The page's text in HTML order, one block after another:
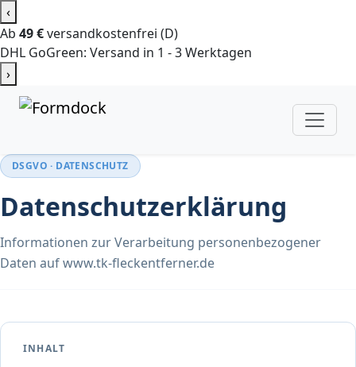
‹
Ab 49 €versandkostenfrei (D)
DHL GoGreen: Versand in 1 - 3 Werktagen
›
DSGVO · DATENSCHUTZ
Datenschutzerklärung
Informationen zur Verarbeitung personenbezogener
Daten auf www.tk-fleckentferner.de
INHALT